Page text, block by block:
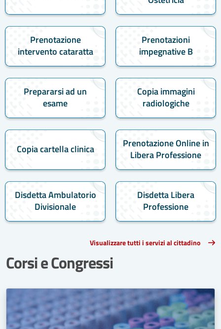
Prenotazione
intervento cataratta
Prenotazioni
impegnative B
Prepararsi ad un
esame
Copia immagini
radiologiche
Copia cartella clinica
Prenotazione Online in
Libera Professione
Disdetta Ambulatorio
Divisionale
Disdetta Libera
Professione
Visualizzare tutti i servizi al cittadino
Corsi e Congressi